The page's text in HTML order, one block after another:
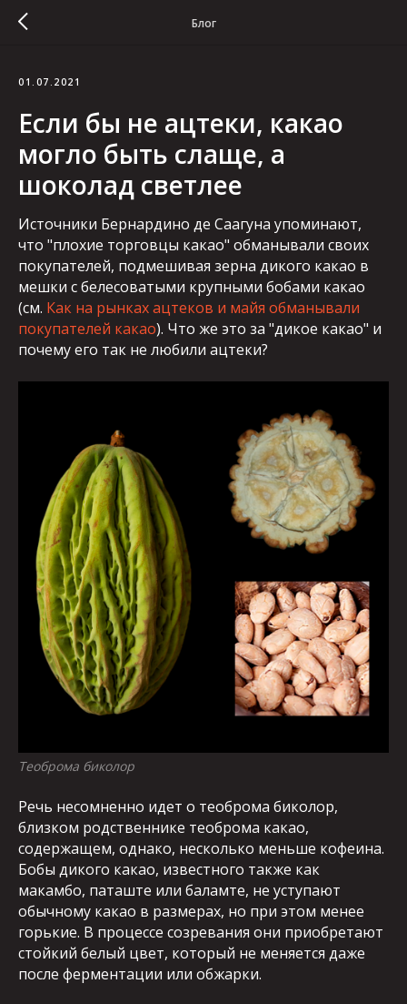
Блог
01.07.2021
Если бы не ацтеки, какао
могло быть слаще, а
шоколад светлее
Источники Бернардино де Саагуна упоминают,
что "плохие торговцы какао" обманывали своих
покупателей, подмешивая зерна дикого какао в
мешки с белесоватыми крупными бобами какао
(см. Как на рынках ацтеков и майя обманывали
покупателей какао). Что же это за "дикое какао" и
почему его так не любили ацтеки?
Теоброма биколор
Речь несомненно идет о теоброма биколор,
близком родственнике теоброма какао,
содержащем, однако, несколько меньше кофеина.
Бобы дикого какао, известного также как
макамбо, паташте или баламте, не уступают
обычному какао в размерах, но при этом менее
горькие. В процессе созревания они приобретают
стойкий белый цвет, который не меняется даже
после ферментации или обжарки.